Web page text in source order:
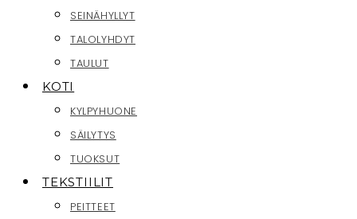
SEINÄHYLLYT
TALOLYHDYT
TAULUT
KOTI
KYLPYHUONE
SÄILYTYS
TUOKSUT
TEKSTIILIT
PEITTEET